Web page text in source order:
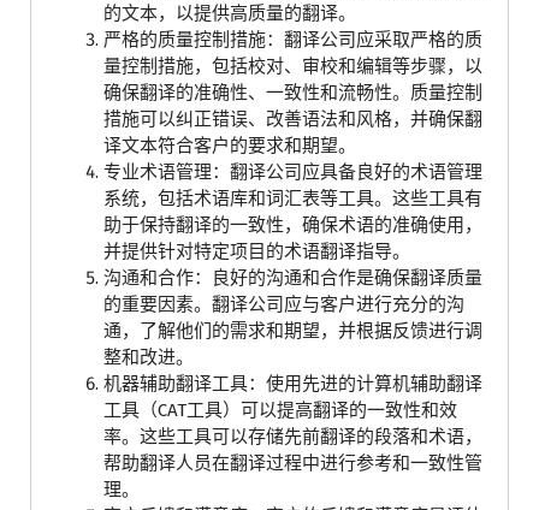
的文本，以提供高质量的翻译。
严格的质量控制措施：翻译公司应采取严格的质
量控制措施，包括校对、审校和编辑等步骤，以
确保翻译的准确性、一致性和流畅性。质量控制
措施可以纠正错误、改善语法和风格，并确保翻
译文本符合客户的要求和期望。
专业术语管理：翻译公司应具备良好的术语管理
系统，包括术语库和词汇表等工具。这些工具有
助于保持翻译的一致性，确保术语的准确使用，
并提供针对特定项目的术语翻译指导。
沟通和合作：良好的沟通和合作是确保翻译质量
的重要因素。翻译公司应与客户进行充分的沟
通，了解他们的需求和期望，并根据反馈进行调
整和改进。
机器辅助翻译工具：使用先进的计算机辅助翻译
工具（CAT工具）可以提高翻译的一致性和效
率。这些工具可以存储先前翻译的段落和术语，
帮助翻译人员在翻译过程中进行参考和一致性管
理。